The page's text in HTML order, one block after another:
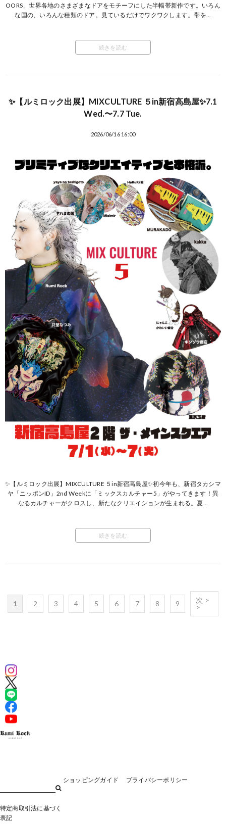
OORS」世界各地のさまざまなドアをモチーフにした半幅帯新作です。いろん
な国の、いろんな種類のドア。見ているだけでワクワクします。帯を...
続きを読む
✨【ルミロック出展】MIXCULTURE ５in新宿高島屋✨7.1
Wed.〜7.7 Tue.
2026/06/16 16:00
✨【ルミロック出展】MIXCULTURE ５in新宿高島屋✨初今年も、新宿タカシマ
ヤ「ニッポンID」2nd Weekに「ミックスカルチャー5」がやってきます！異
なるカルチャーがクロスし、新たなクリエイションが生まれる。夏...
続きを読む
1 2 3 4 5 6 7 8 9
次 >
>
ショッピングガイド プライバシーポリシー
特定商取引法に基づく
表記